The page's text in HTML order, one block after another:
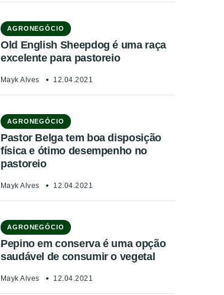
AGRONEGÓCIO
Old English Sheepdog é uma raça
excelente para pastoreio
Mayk Alves 12.04.2021
AGRONEGÓCIO
Pastor Belga tem boa disposição
física e ótimo desempenho no
pastoreio
Mayk Alves 12.04.2021
AGRONEGÓCIO
Pepino em conserva é uma opção
saudável de consumir o vegetal
Mayk Alves 12.04.2021